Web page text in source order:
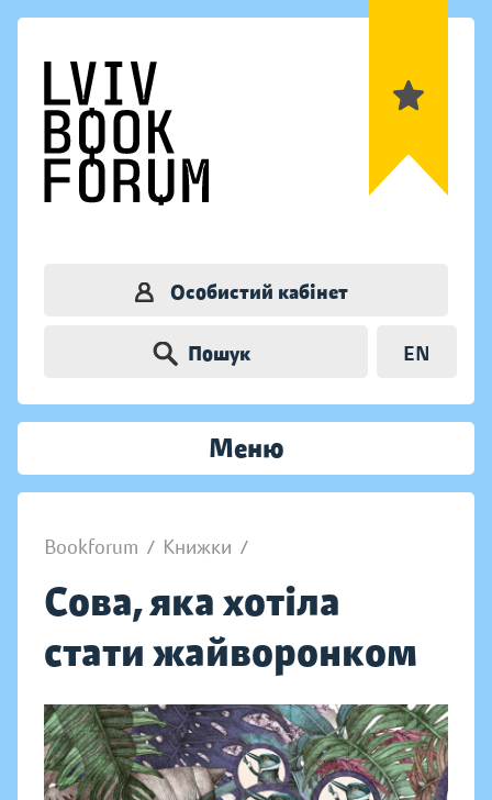
Особистий кабінет
Пошук EN
Меню
Bookforum / Книжки /
Сова, яка хотіла
стати жайворонком